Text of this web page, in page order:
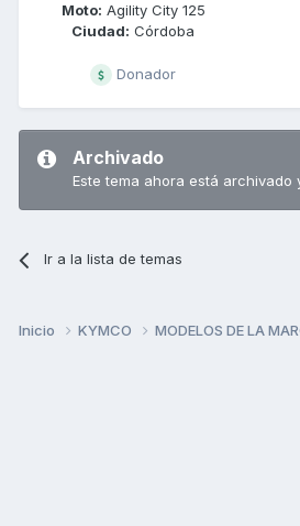
Moto: Agility City 125
Ciudad: Córdoba
Donador
Archivado
Este tema ahora está
Ir a la lista de temas
Inicio KYMCO MODELOS DE LA